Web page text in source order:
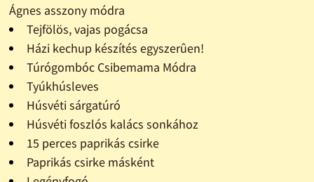
Ágnes asszony módra
Tejfölös, vajas pogácsa
Házi kechup készítés egyszerûen!
Túrógombóc Csibemama Módra
Tyúkhúsleves
Húsvéti sárgatúró
Húsvéti foszlós kalács sonkához
15 perces paprikás csirke
Paprikás csirke másként